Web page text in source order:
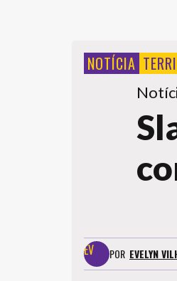
NOTÍCIA
POR EVELYN